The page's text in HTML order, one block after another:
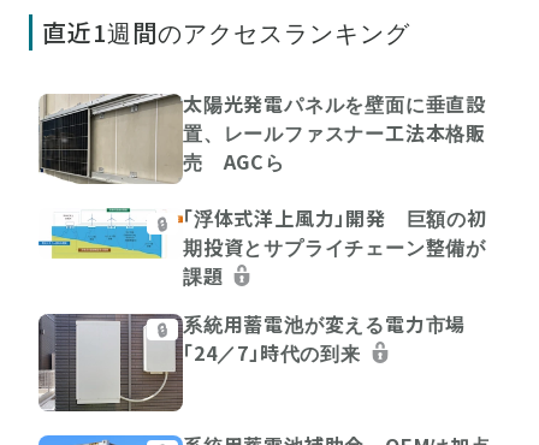
直近1週間のアクセスランキング
太陽光発電パネルを壁面に垂直設
置、レールファスナー工法本格販
売 AGCら
🔒
「浮体式洋上風力」開発 巨額の初
期投資とサプライチェーン整備が
課題
🔒
系統用蓄電池が変える電力市場
「24／7」時代の到来